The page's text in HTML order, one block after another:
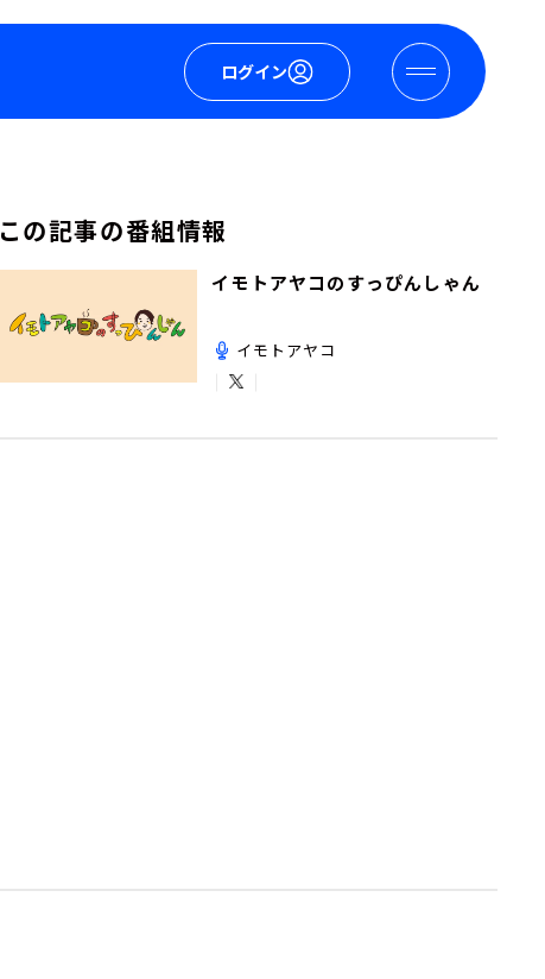
ログイン
この記事の番組情報
イモトアヤコのすっぴんしゃん
イモトアヤコ